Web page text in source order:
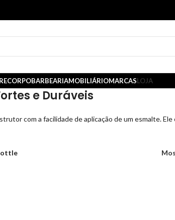
CORPOBARBEARIAMOBILIÁRIOMARCASLOJA
e Duráveis
com a facilidade de aplicação de um esmalte.